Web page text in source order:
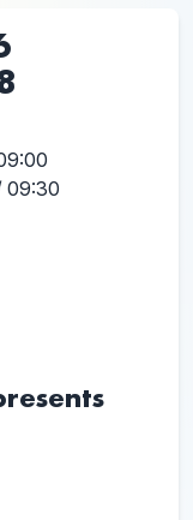
09:30